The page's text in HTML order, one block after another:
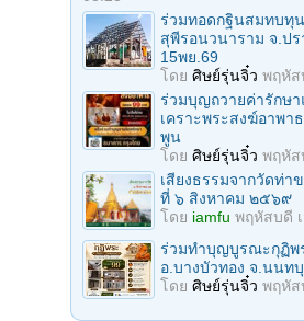
ร่วมทอดกฐินสมทบทุ
สุพีรอนวนาราม จ.ป
15พย.69
โดย ศิษย์รุ่นจิ๋ว พฤหัส
ร่วมบุญถวายค่ารักษา
เคราะพระสงฆ์อาพา
พูน
โดย ศิษย์รุ่นจิ๋ว พฤหัส
เสียงธรรมจากวัดท่
ที่ ๖ สิงหาคม ๒๕๖๙
โดย iamfu พฤหัสบดี
ร่วมทําบุญบูรณะกุฏิพ
อ.บางบัวทอง จ.นนท
โดย ศิษย์รุ่นจิ๋ว พฤหัส